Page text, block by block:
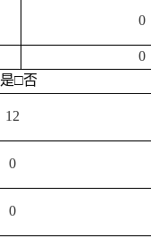
0
0
是□否
12
0
0